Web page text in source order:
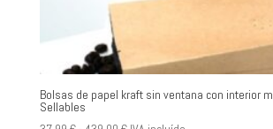
Bolsas de papel kraft sin ventana con interior
Sellables